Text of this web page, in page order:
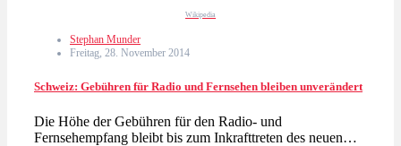
Wikipedia
Stephan Munder
Freitag, 28. November 2014
Schweiz: Gebühren für Radio und Fernsehen bleiben unverändert
Die Höhe der Gebühren für den Radio- und
Fernsehempfang bleibt bis zum Inkrafttreten des neuen…